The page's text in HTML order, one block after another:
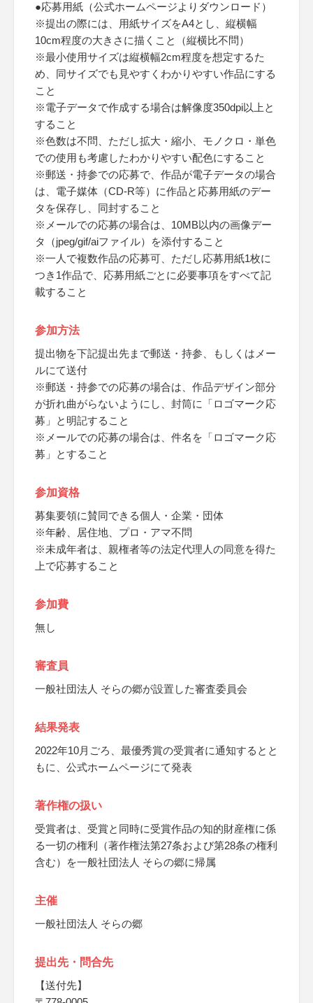
●応募用紙（公式ホームページよりダウンロード）
※提出の際には、用紙サイズをA4とし、縦横幅
10cm程度の大きさに描くこと（縦横比不問）
※最小使用サイズは縦横幅2cm程度を想定するた
め、同サイズでも見やすくわかりやすい作品にする
こと
※電子データで作成する場合は解像度350dpi以上と
すること
※色数は不問、ただし拡大・縮小、モノクロ・単色
での使用も考慮したわかりやすい配色にすること
※郵送・持参での応募で、作品が電子データの場合
は、電子媒体（CD-R等）に作品と応募用紙のデー
タを保存し、同封すること
※メールでの応募の場合は、10MB以内の画像デー
タ（jpeg/gif/aiファイル）を添付すること
※一人で複数作品の応募可、ただし応募用紙1枚に
つき1作品で、応募用紙ごとに必要事項をすべて記
載すること
参加方法
提出物を下記提出先まで郵送・持参、もしくはメー
ルにて送付
※郵送・持参での応募の場合は、作品デザイン部分
が折れ曲がらないようにし、封筒に「ロゴマーク応
募」と明記すること
※メールでの応募の場合は、件名を「ロゴマーク応
募」とすること
参加資格
募集要領に賛同できる個人・企業・団体
※年齢、居住地、プロ・アマ不問
※未成年者は、親権者等の法定代理人の同意を得た
上で応募すること
参加費
無し
審査員
一般社団法人 そらの郷が設置した審査委員会
結果発表
2022年10月ごろ、最優秀賞の受賞者に通知するとと
もに、公式ホームページにて発表
著作権の扱い
受賞者は、受賞と同時に受賞作品の知的財産権に係
る一切の権利（著作権法第27条および第28条の権利
含む）を一般社団法人 そらの郷に帰属
主催
一般社団法人 そらの郷
提出先・問合先
【送付先】